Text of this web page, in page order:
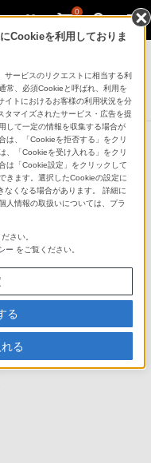
0
テム
Cookieを利用しておりま
サービスのリクエストに相当する利
常、必須Cookieと呼ばれ、利用を
イトにおけるお客様の利用状況を分
タマイズされたサービス・広告を提
して一定の情報を収集する場合が
は、「Cookieを拒否する」をクリ
、「Cookieを受け入れる」をクリ
は「Cookie設定」をクリックして
きます。選択したCookieの設定に
なくなる場合があります。 詳細に
人情報の取扱いについては、プラ
さい。
ー をご覧ください。
る
る